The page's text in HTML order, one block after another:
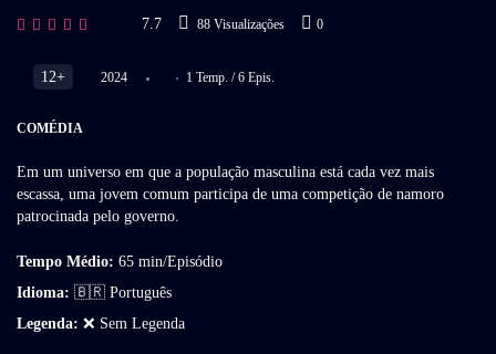
7.7 88 Visualizações 0
12+ 2024 1 Temp. / 6 Epis.
COMÉDIA
Em um universo em que a população masculina está cada vez mais
escassa, uma jovem comum participa de uma competição de namoro
patrocinada pelo governo.
Tempo Médio: 65 min/Episódio
Idioma: 🇧🇷 Português
Legenda: ❌ Sem Legenda